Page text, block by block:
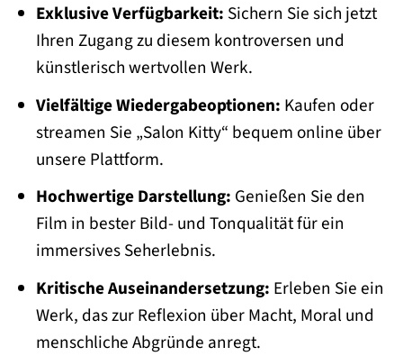
Exklusive Verfügbarkeit: Sichern Sie sich jetzt
Ihren Zugang zu diesem kontroversen und
künstlerisch wertvollen Werk.
Vielfältige Wiedergabeoptionen: Kaufen oder
streamen Sie „Salon Kitty“ bequem online über
unsere Plattform.
Hochwertige Darstellung: Genießen Sie den
Film in bester Bild- und Tonqualität für ein
immersives Seherlebnis.
Kritische Auseinandersetzung: Erleben Sie ein
Werk, das zur Reflexion über Macht, Moral und
menschliche Abgründe anregt.